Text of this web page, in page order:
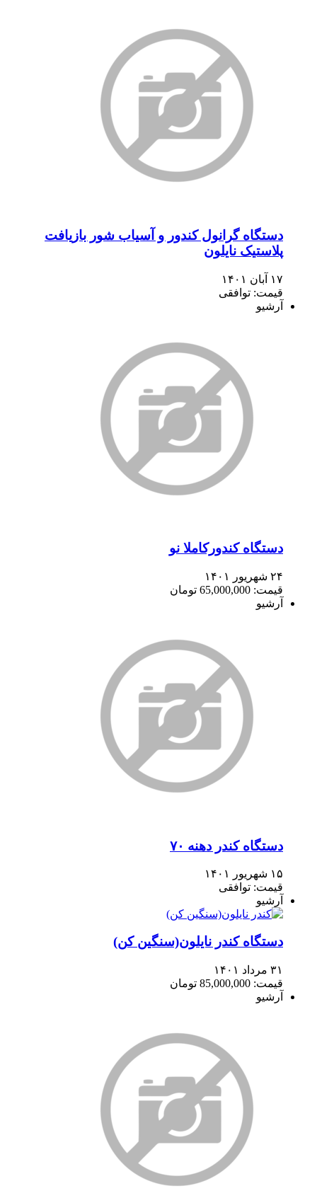
دستگاه گرانول کندور و آسیاب شور بازیافت
پلاستیک نایلون
۱۷ آبان ۱۴۰۱
قیمت: توافقی
آرشیو
دستگاه کندورکاملا نو
۲۴ شهریور ۱۴۰۱
قیمت: 65,000,000 تومان
آرشیو
دستگاه کندر دهنه ۷۰
۱۵ شهریور ۱۴۰۱
قیمت: توافقی
آرشیو
دستگاه کندر نایلون(سنگین کن)
۳۱ مرداد ۱۴۰۱
قیمت: 85,000,000 تومان
آرشیو